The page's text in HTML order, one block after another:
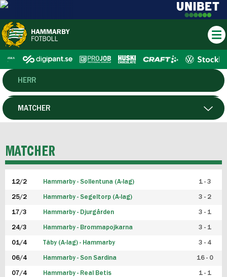
HERR
DAM
P19
F19
FUTSAL HERR
FUTSAL DAM
MATCHER
MATCHER
12/2 Hammarby - Sollentuna (A-lag) 1 - 3
25/2 Hammarby - Segeltorp (A-lag) 3 - 2
17/3 Hammarby - Djurgården 3 - 1
24/3 Hammarby - Brommapojkarna 3 - 1
01/4 Täby (A-lag) - Hammarby 3 - 4
06/4 Hammarby - Son Sardina 16 - 0
07/4 Hammarby - Real Betis 1 - 1